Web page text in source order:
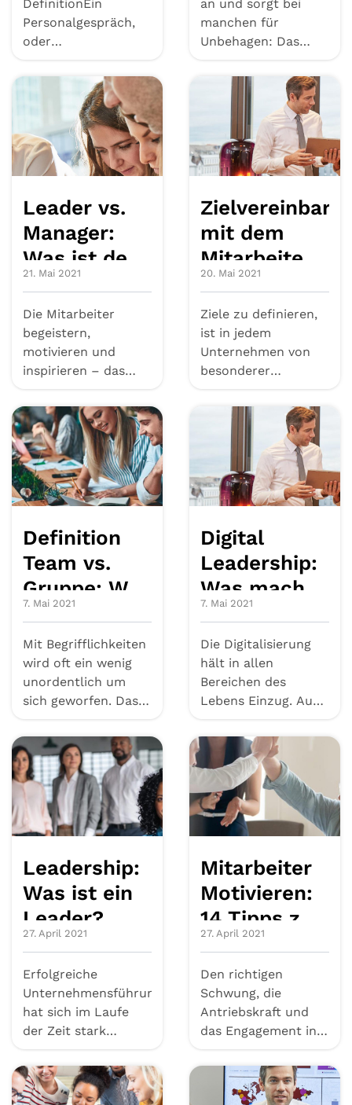
DefinitionEin
Personalgespräch,
oder
(MAG), bezeichnet
an und sorgt bei
manchen für
Unbehagen: Das
Dabei ist diese...
Leader vs.
Manager:
Was ist der
genaue
Unterschied?
21. Mai 2021
Die Mitarbeiter
begeistern,
motivieren und
inspirieren – das
von Vorgesetzten e...
mit dem
Mitarbeiter:
Informationen
und
Beispiele
20. Mai 2021
Ziele zu definieren,
ist in jedem
Unternehmen von
besonderer
Mitarbeiter in diese
Zielve...
Definition
Team vs.
Gruppe: Was
genau ist
der
Unterschied?
7. Mai 2021
Mit Begrifflichkeiten
wird oft ein wenig
unordentlich um
sich geworfen. Das
der...
Digital
Leadership:
Was macht
einen guten
Digital
Leader aus?
7. Mai 2021
Die Digitalisierung
hält in allen
Bereichen des
Lebens Einzug. Auch
von der digital...
Leadership:
Was ist ein
Leader?
27. April 2021
Erfolgreiche
Unternehmensführung
hat sich im Laufe
der Zeit stark
der heutigen Unte...
Mitarbeiter
Motivieren:
14 Tipps zur
Motivation
ihres Teams
27. April 2021
Den richtigen
Schwung, die
Antriebskraft und
das Engagement in
tragen, die es für...